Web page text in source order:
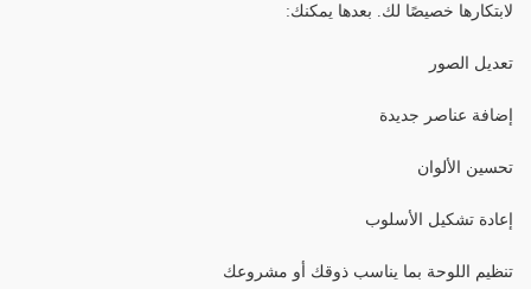
لابتكارها خصيصًا لك. بعدها يمكنك:
تعديل الصور
إضافة عناصر جديدة
تحسين الألوان
إعادة تشكيل الأسلوب
تنظيم اللوحة بما يناسب ذوقك أو مشروعك